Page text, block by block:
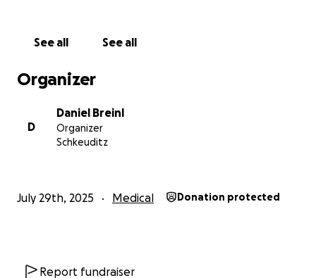
Spendenziel noch übertreffen würden um Maria
unterstützen zu können, da Maria aufgrund der
Vollzeitpflege von Steve ihren Job nicht mehr
ausüben kann.
Danke für deine Unterstützung. Gemeinsam können
See all See all
Organizer
D
Daniel Breinl
Organizer
Schkeuditz
July 29th, 2025 Medical Donation protected
Report fundraiser